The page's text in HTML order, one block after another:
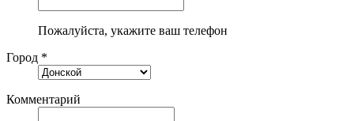
Пожалуйста, укажите ваш телефон
Город *
Комментарий